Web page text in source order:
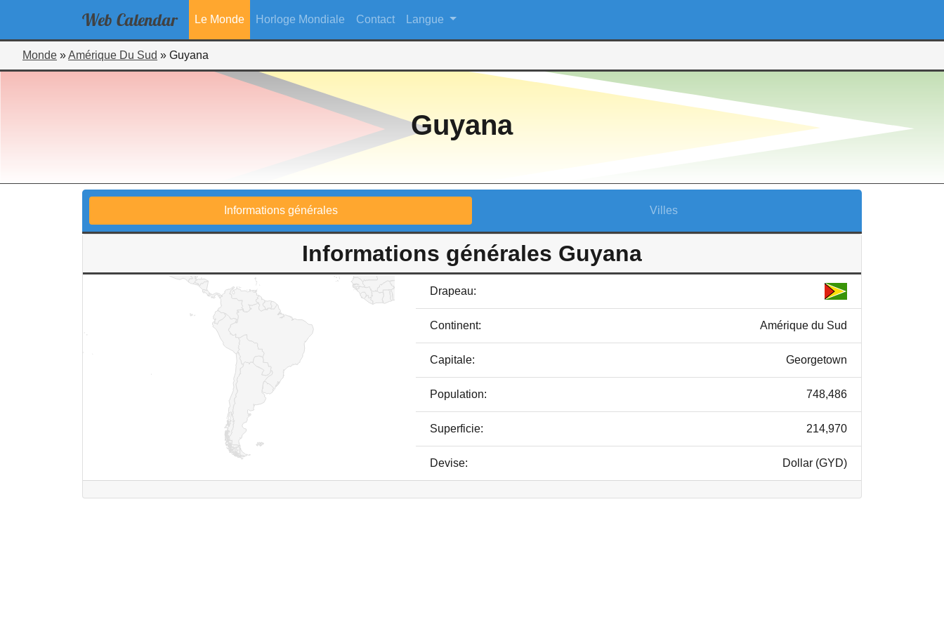
Web Calendar Le Monde Horloge Mondiale Contact Langue
Monde »Amérique Du Sud » Guyana
Guyana
Informations générales Villes
Informations générales Guyana
Drapeau:
Continent: Amérique du Sud
Capitale: Georgetown
Population: 748,486
Superficie: 214,970
Devise: Dollar (GYD)